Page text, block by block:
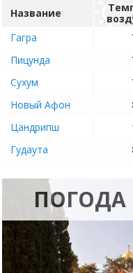
Название
Гагра
Пицунда
Сухум
Новый Афон
Цандрипш
Гудаута